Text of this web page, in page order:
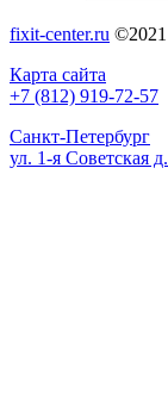
fixit-center.ru ©2021
Карта сайта
+7 (812) 919-72-57
Санкт-Петербург
ул. 1-я Советская